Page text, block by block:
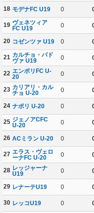
18 モデナFC U19 0
19 ヴェネツィア
FC U19
0
20 コゼンツァ U19 0
21 カルチョ・パド
ヴァ U19
0
22 エンポリFC U-
20
0
23 カリアリ・カル
チョ U-20
0
24 ナポリ U-20 0
25 ジェノアCFC
U-20
0
26 ACミラン U-20 0
27 エラス・ヴェロ
ーナFC U-20
0
28 レッジャーナ
U19
0
29 レナーテU19 0
30 レッコU19 0